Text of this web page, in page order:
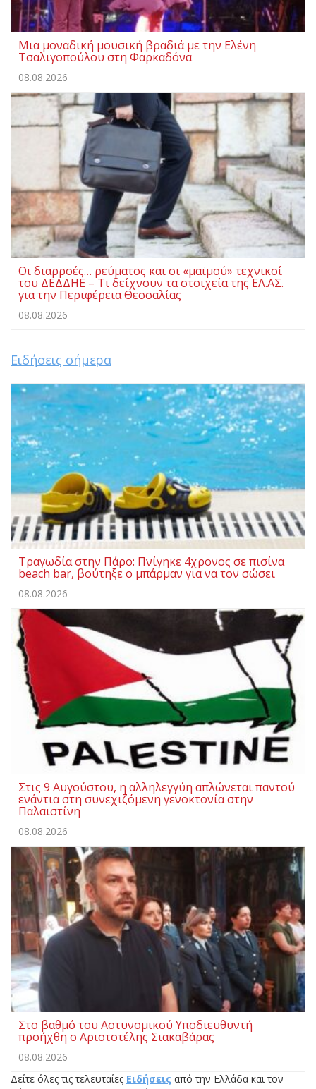
Μια μοναδική μουσική βραδιά με την Ελένη
Τσαλιγοπούλου στη Φαρκαδόνα
08.08.2026
Οι διαρροές… ρεύματος και οι «μαϊμού» τεχνικοί
του ΔΕΔΔΗΕ – Τι δείχνουν τα στοιχεία της ΕΛ.ΑΣ.
για την Περιφέρεια Θεσσαλίας
08.08.2026
Ειδήσεις σήμερα
Τραγωδία στην Πάρο: Πνίγηκε 4χρονος σε πισίνα
beach bar, βούτηξε ο μπάρμαν για να τον σώσει
08.08.2026
Στις 9 Αυγούστου, η αλληλεγγύη απλώνεται παντού
ενάντια στη συνεχιζόμενη γενοκτονία στην
Παλαιστίνη
08.08.2026
Στο βαθμό του Αστυνομικού Υποδιευθυντή
προήχθη ο Αριστοτέλης Σιακαβάρας
08.08.2026
Δείτε όλες τις τελευταίες Ειδήσεις από την Ελλάδα και τον